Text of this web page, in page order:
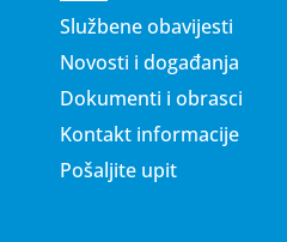
Službene obavijesti
Novosti i događanja
Dokumenti i obrasci
Kontakt informacije
Pošaljite upit